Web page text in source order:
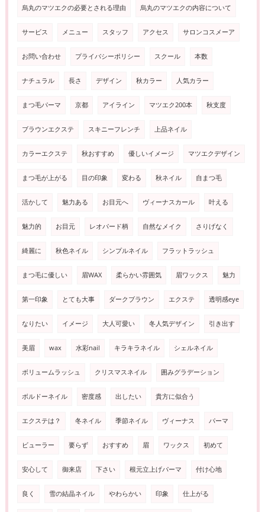
烏丸のマツエクの必要とされる理由 烏丸のマツエクの内容について
サービス メニュー スタッフ アクセス サロンコスメーア
お問い合わせ プライバシーポリシー スクール 本数
ナチュラル 長さ デザイン 秋カラー 人気カラー
まつ毛パーマ 京都 アイライン マツエク200本 秋支度
ブラウンエクステ スキニーフレンチ 上品ネイル
カラーエクステ 秋おすすめ 優しいイメージ マツエクデザイン
まつ毛が上がる 目の印象 変わる 秋ネイル 自まつ毛
活かして 魅力ある お目元へ ヴィーナスカール 叶える
魅力的 お目元 レオパード柄 自然なメイク さりげなく
綺麗に 秋色ネイル シンプルネイル フラットラッシュ
まつ毛に優しい 眉WAX 柔らかい雰囲気 眉ワックス 魅力
第一印象 とても大事 ダークブラウン エクステ 透明感eye
なりたい イメージ 大人可愛い 冬人気デザイン 引き出す
美眉 wax 水彩nail キラキラネイル シェルネイル
ボリュームラッシュ クリスマスネイル 囲みグラデーション
ボルドーネイル 密度感 出したい 貴方に似合う
エクステは？ 冬ネイル 季節ネイル ヴィーナス パーマ
ビューラー 要らず おすすめ 眉 ワックス 初めて
安心して 御来店 下さい 根元立上げパーマ 付け心地
良く 雪の結晶ネイル やわらかい 印象 仕上がる